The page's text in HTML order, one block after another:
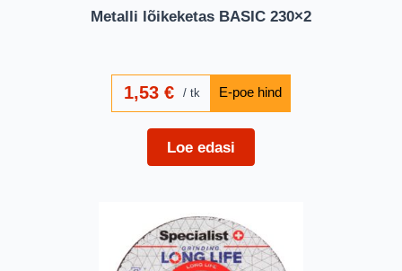
Metalli lõikeketas BASIC 230×2
1,53€ tk
Loe edasi